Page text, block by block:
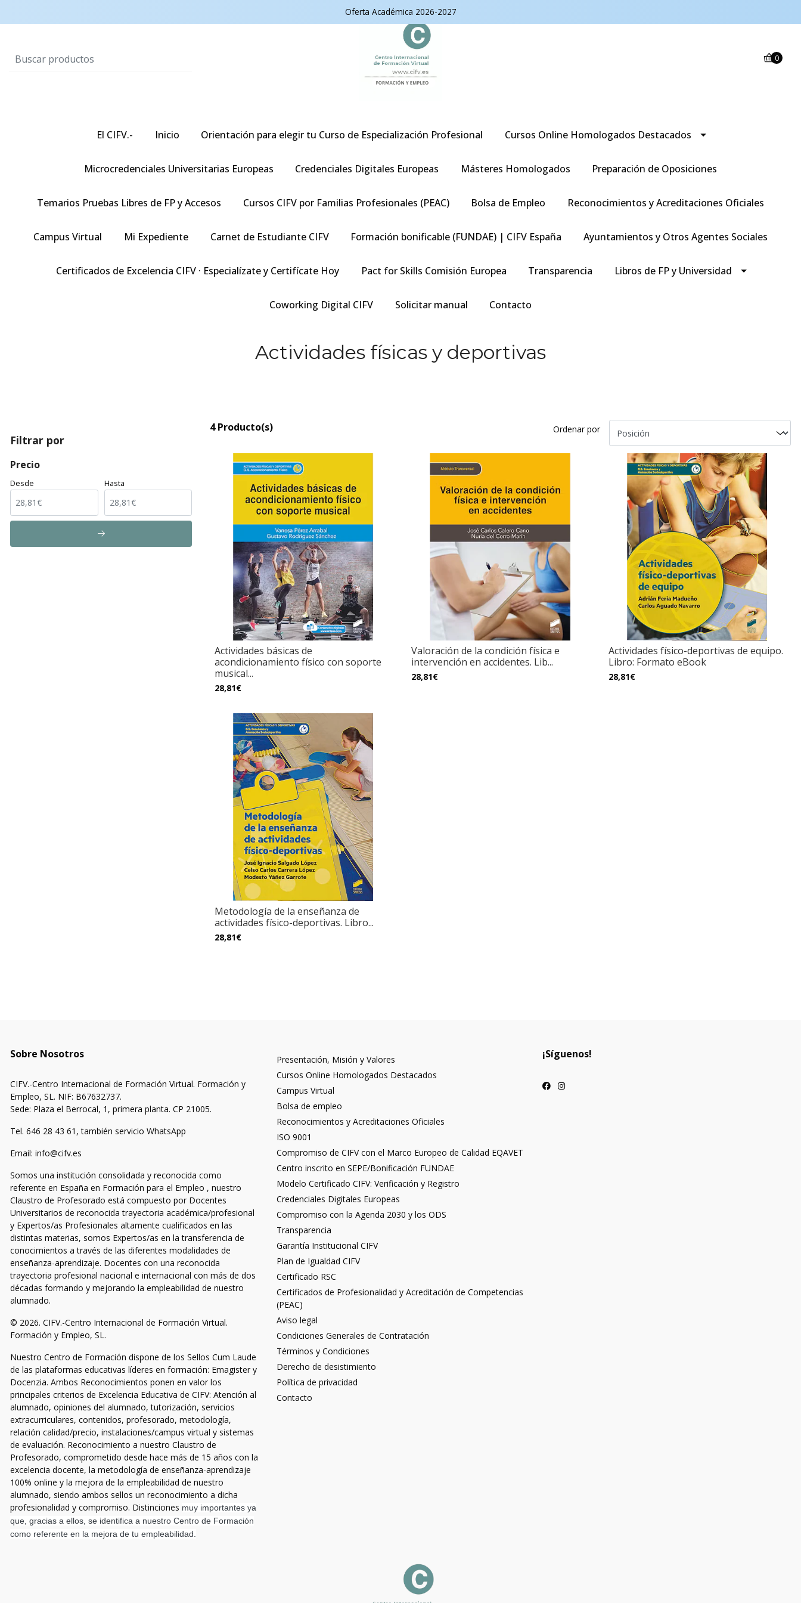
Oferta Académica 2026-2027
0
El CIFV.- Inicio Orientación para elegir tu Curso de Especialización Profesional Cursos Online Homologados Destacados
Microcredenciales Universitarias Europeas Credenciales Digitales Europeas Másteres Homologados Preparación de Oposiciones
Temarios Pruebas Libres de FP y Accesos Cursos CIFV por Familias Profesionales (PEAC) Bolsa de Empleo Reconocimientos y Acreditaciones Oficiales
Campus Virtual Mi Expediente Carnet de Estudiante CIFV Formación bonificable (FUNDAE) | CIFV España Ayuntamientos y Otros Agentes Sociales
Certificados de Excelencia CIFV · Especialízate y Certifícate Hoy Pact for Skills Comisión Europea Transparencia Libros de FP y Universidad
Coworking Digital CIFV Solicitar manual Contacto
Actividades físicas y deportivas
Filtrar por
Precio
Desde Hasta
4 Producto(s) Ordenar por
Actividades básicas de
acondicionamiento físico con soporte
musical...
28,81€
Valoración de la condición física e
intervención en accidentes. Lib...
28,81€
Actividades físico-deportivas de equipo.
Libro: Formato eBook
28,81€
Metodología de la enseñanza de
actividades físico-deportivas. Libro...
28,81€
Sobre Nosotros
CIFV.-Centro Internacional de Formación Virtual. Formación y
Empleo, SL. NIF: B67632737.
Sede: Plaza el Berrocal, 1, primera planta. CP 21005.
Tel. 646 28 43 61, también servicio WhatsApp
Email: info@cifv.es
Somos una institución consolidada y reconocida como
referente en España en Formación para el Empleo , nuestro
Claustro de Profesorado está compuesto por Docentes
Universitarios de reconocida trayectoria académica/profesional
y Expertos/as Profesionales altamente cualificados en las
distintas materias, somos Expertos/as en la transferencia de
conocimientos a través de las diferentes modalidades de
enseñanza-aprendizaje. Docentes con una reconocida
trayectoria profesional nacional e internacional con más de dos
décadas formando y mejorando la empleabilidad de nuestro
alumnado.
© 2026. CIFV.-Centro Internacional de Formación Virtual.
Formación y Empleo, SL.
Nuestro Centro de Formación dispone de los Sellos Cum Laude
de las plataformas educativas líderes en formación: Emagister y
Docenzia. Ambos Reconocimientos ponen en valor los
principales criterios de Excelencia Educativa de CIFV: Atención al
alumnado, opiniones del alumnado, tutorización, servicios
extracurriculares, contenidos, profesorado, metodología,
relación calidad/precio, instalaciones/campus virtual y sistemas
de evaluación. Reconocimiento a nuestro Claustro de
Profesorado, comprometido desde hace más de 15 años con la
excelencia docente, la metodología de enseñanza-aprendizaje
100% online y la mejora de la empleabilidad de nuestro
alumnado, siendo ambos sellos un reconocimiento a dicha
profesionalidad y compromiso. Distinciones muy importantes ya
que, gracias a ellos, se identifica a nuestro Centro de Formación
como referente en la mejora de tu empleabilidad.
Presentación, Misión y Valores
Cursos Online Homologados Destacados
Campus Virtual
Bolsa de empleo
Reconocimientos y Acreditaciones Oficiales
ISO 9001
Compromiso de CIFV con el Marco Europeo de Calidad EQAVET
Centro inscrito en SEPE/Bonificación FUNDAE
Modelo Certificado CIFV: Verificación y Registro
Credenciales Digitales Europeas
Compromiso con la Agenda 2030 y los ODS
Transparencia
Garantía Institucional CIFV
Plan de Igualdad CIFV
Certificado RSC
Certificados de Profesionalidad y Acreditación de Competencias
(PEAC)
Aviso legal
Condiciones Generales de Contratación
Términos y Condiciones
Derecho de desistimiento
Política de privacidad
Contacto
¡Síguenos!